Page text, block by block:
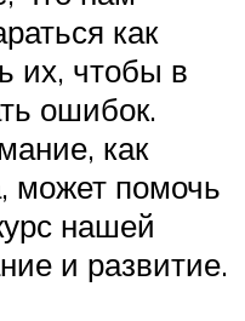
как
их, чтобы в
ошибок.
как
может помочь
нашей
и развитие.